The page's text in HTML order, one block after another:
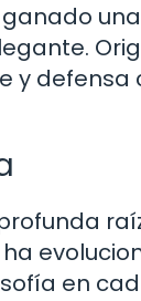
y defensa
en